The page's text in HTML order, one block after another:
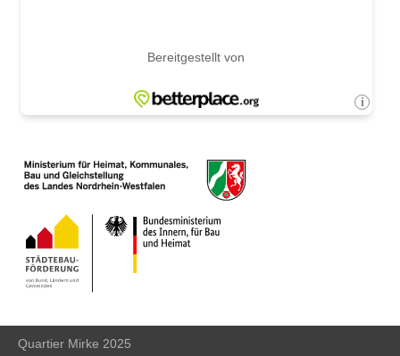
Quartier Mirke 2025